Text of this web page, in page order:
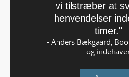
vi tilstræber at
henvendelser
timer."
- Anders Bækgaard,
og